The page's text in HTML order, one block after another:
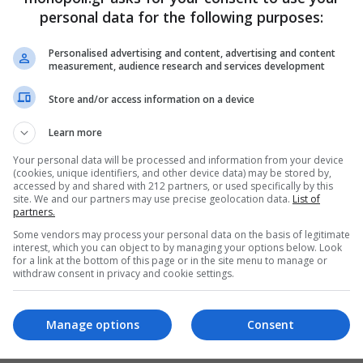
Καμεράτα με όργανα εποχής ερμηνεύει
Στράους στην Στέγη
με όργανα εποχής θα ερμηνεύσει έργα Richard
και Arvo Pärt τις 4 Φεβρουαρίου 2013 20:30 στην
Σκηνή της Στέγης Γραμμάτων και Τεχνών του
personal data for the following purposes:
Personalised advertising and content, advertising and content
measurement, audience research and services development
Store and/or access information on a device
Learn more
Your personal data will be processed and information from your device
(cookies, unique identifiers, and other device data) may be stored by,
accessed by and shared with 212 partners, or used specifically by this
site. We and our partners may use precise geolocation data. List of
partners.
Some vendors may process your personal data on the basis of legitimate
interest, which you can object to by managing your options below. Look
for a link at the bottom of this page or in the site menu to manage or
withdraw consent in privacy and cookie settings.
Consent
Manage options